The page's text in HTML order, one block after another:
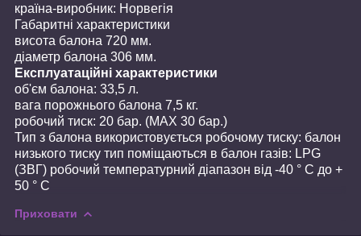
країна-виробник: Норвегія
Габаритні характеристики
висота балона 720 мм.
діаметр балона 306 мм.
Експлуатаційні характеристики
об'єм балона: 33,5 л.
вага порожнього балона 7,5 кг.
робочий тиск: 20 бар. (MAX 30 бар.)
Тип з балона використовується робочому тиску: балон
низького тиску тип поміщаються в балон газів: LPG
(ЗВГ) робочий температурний діапазон від -40 ° C до +
50 ° C
Приховати